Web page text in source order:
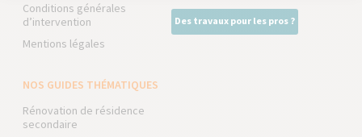
Conditions générales
d’intervention
Mentions légales
Des travaux pour les pros ?
NOS GUIDES THÉMATIQUES
Rénovation de résidence
secondaire